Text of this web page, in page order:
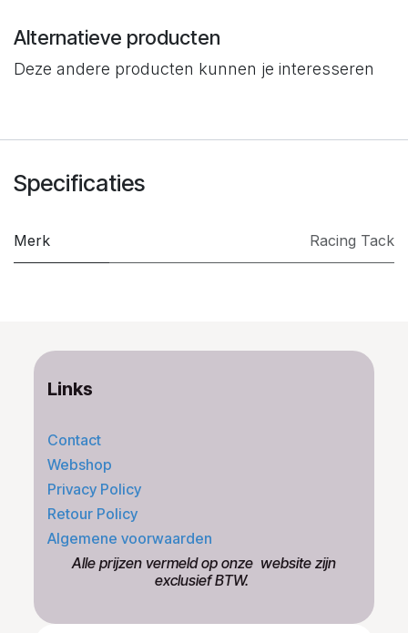
Alternatieve producten
Deze andere producten kunnen je interesseren
Specificaties
Merk ​Racing Tack
Links
Contact
Webshop
Privacy Policy
Retour Policy
Algemene voorwaarden
​Alle prijzen vermeld op onze ​website zijn
exclusief BTW.